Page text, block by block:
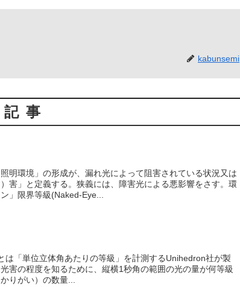
kabunsemi
事
明環境」の形成が、漏れ光によって阻害されている状況又は
害」と定義する。狭義には、障害光による悪影響をさす。環
」限界等級(Naked-Eye...
は「単位立体角あたりの等級」を計測するUnihedron社が製
害の程度を知るために、縦横1秒角の範囲の光の量が何等級
りがい）の数量...